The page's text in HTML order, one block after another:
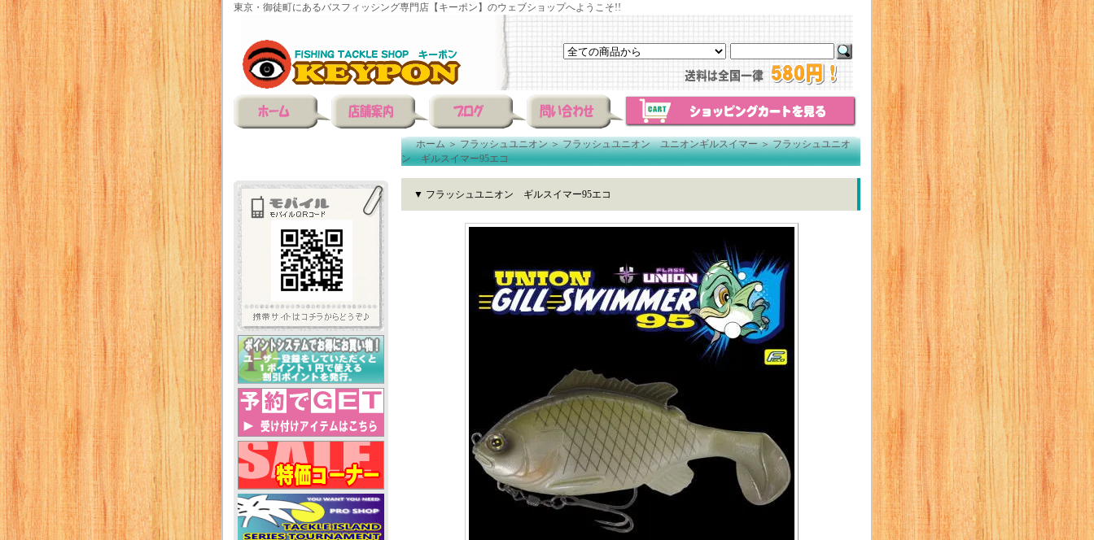
東京・御徒町にあるバスフィッシング専門店【キーポン】のウェブショップへようこそ!!
ホーム＞フラッシュユニオン＞フラッシュユニオン ユニオンギルスイマー＞フラッシュユニオ
ン ギルスイマー95エコ
▼ フラッシュユニオン ギルスイマー95エコ